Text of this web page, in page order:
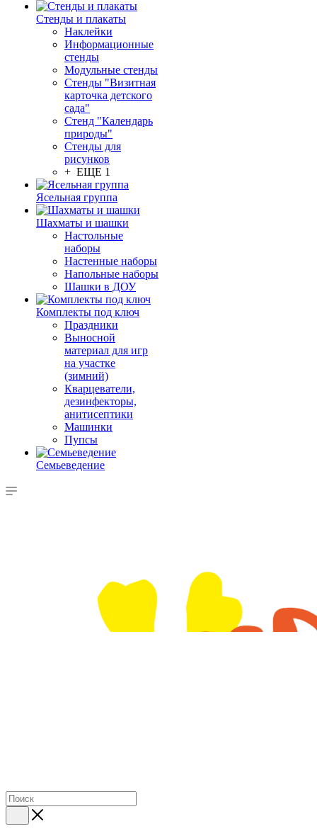
Стенды и плакаты
Наклейки
Информационные
стенды
Модульные стенды
Стенды "Визитная
карточка детского
сада"
Стенд "Календарь
природы"
Стенды для
рисунков
+ ЕЩЕ 1
Ясельная группа
Шахматы и шашки
Настольные
наборы
Настенные наборы
Напольные наборы
Шашки в ДОУ
Комплекты под ключ
Праздники
Выносной
материал для игр
на участке
(зимний)
Кварцеватели,
дезинфекторы,
анитисептики
Машинки
Пупсы
Семьеведение